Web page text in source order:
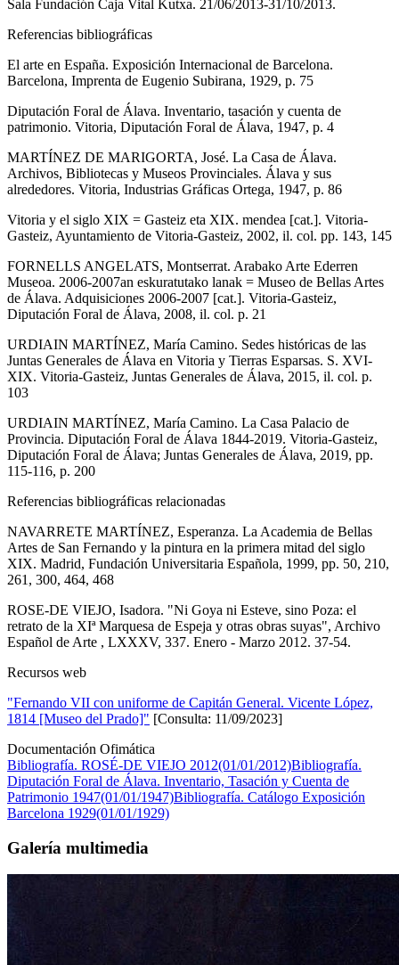
Sala Fundación Caja Vital Kutxa. 21/06/2013-31/10/2013.
Referencias bibliográficas
El arte en España. Exposición Internacional de Barcelona.
Barcelona, Imprenta de Eugenio Subirana, 1929, p. 75
Diputación Foral de Álava. Inventario, tasación y cuenta de
patrimonio. Vitoria, Diputación Foral de Álava, 1947, p. 4
MARTÍNEZ DE MARIGORTA, José. La Casa de Álava.
Archivos, Bibliotecas y Museos Provinciales. Álava y sus
alrededores. Vitoria, Industrias Gráficas Ortega, 1947, p. 86
Vitoria y el siglo XIX = Gasteiz eta XIX. mendea [cat.]. Vitoria-
Gasteiz, Ayuntamiento de Vitoria-Gasteiz, 2002, il. col. pp. 143, 145
FORNELLS ANGELATS, Montserrat. Arabako Arte Ederren
Museoa. 2006-2007an eskuratutako lanak = Museo de Bellas Artes
de Álava. Adquisiciones 2006-2007 [cat.]. Vitoria-Gasteiz,
Diputación Foral de Álava, 2008, il. col. p. 21
URDIAIN MARTÍNEZ, María Camino. Sedes históricas de las
Juntas Generales de Álava en Vitoria y Tierras Esparsas. S. XVI-
XIX. Vitoria-Gasteiz, Juntas Generales de Álava, 2015, il. col. p.
103
URDIAIN MARTÍNEZ, María Camino. La Casa Palacio de
Provincia. Diputación Foral de Álava 1844-2019. Vitoria-Gasteiz,
Diputación Foral de Álava; Juntas Generales de Álava, 2019, pp.
115-116, p. 200
Referencias bibliográficas relacionadas
NAVARRETE MARTÍNEZ, Esperanza. La Academia de Bellas
Artes de San Fernando y la pintura en la primera mitad del siglo
XIX. Madrid, Fundación Universitaria Española, 1999, pp. 50, 210,
261, 300, 464, 468
ROSE-DE VIEJO, Isadora. "Ni Goya ni Esteve, sino Poza: el
retrato de la XIª Marquesa de Espeja y otras obras suyas", Archivo
Español de Arte , LXXXV, 337. Enero - Marzo 2012. 37-54.
Recursos web
"Fernando VII con uniforme de Capitán General. Vicente López,
1814 [Museo del Prado]" [Consulta: 11/09/2023]
Documentación Ofimática
Bibliografía. ROSÉ-DE VIEJO 2012(01/01/2012)Bibliografía.
Diputación Foral de Álava. Inventario, Tasación y Cuenta de
Patrimonio 1947(01/01/1947)Bibliografía. Catálogo Exposición
Barcelona 1929(01/01/1929)
Galería multimedia